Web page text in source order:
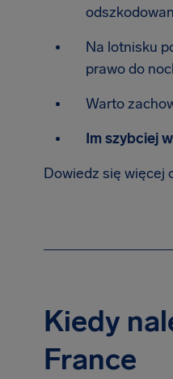
Na lotnisku
prawo do
Warto
Im szybciej
Dowiedz się więcej
Kiedy
France